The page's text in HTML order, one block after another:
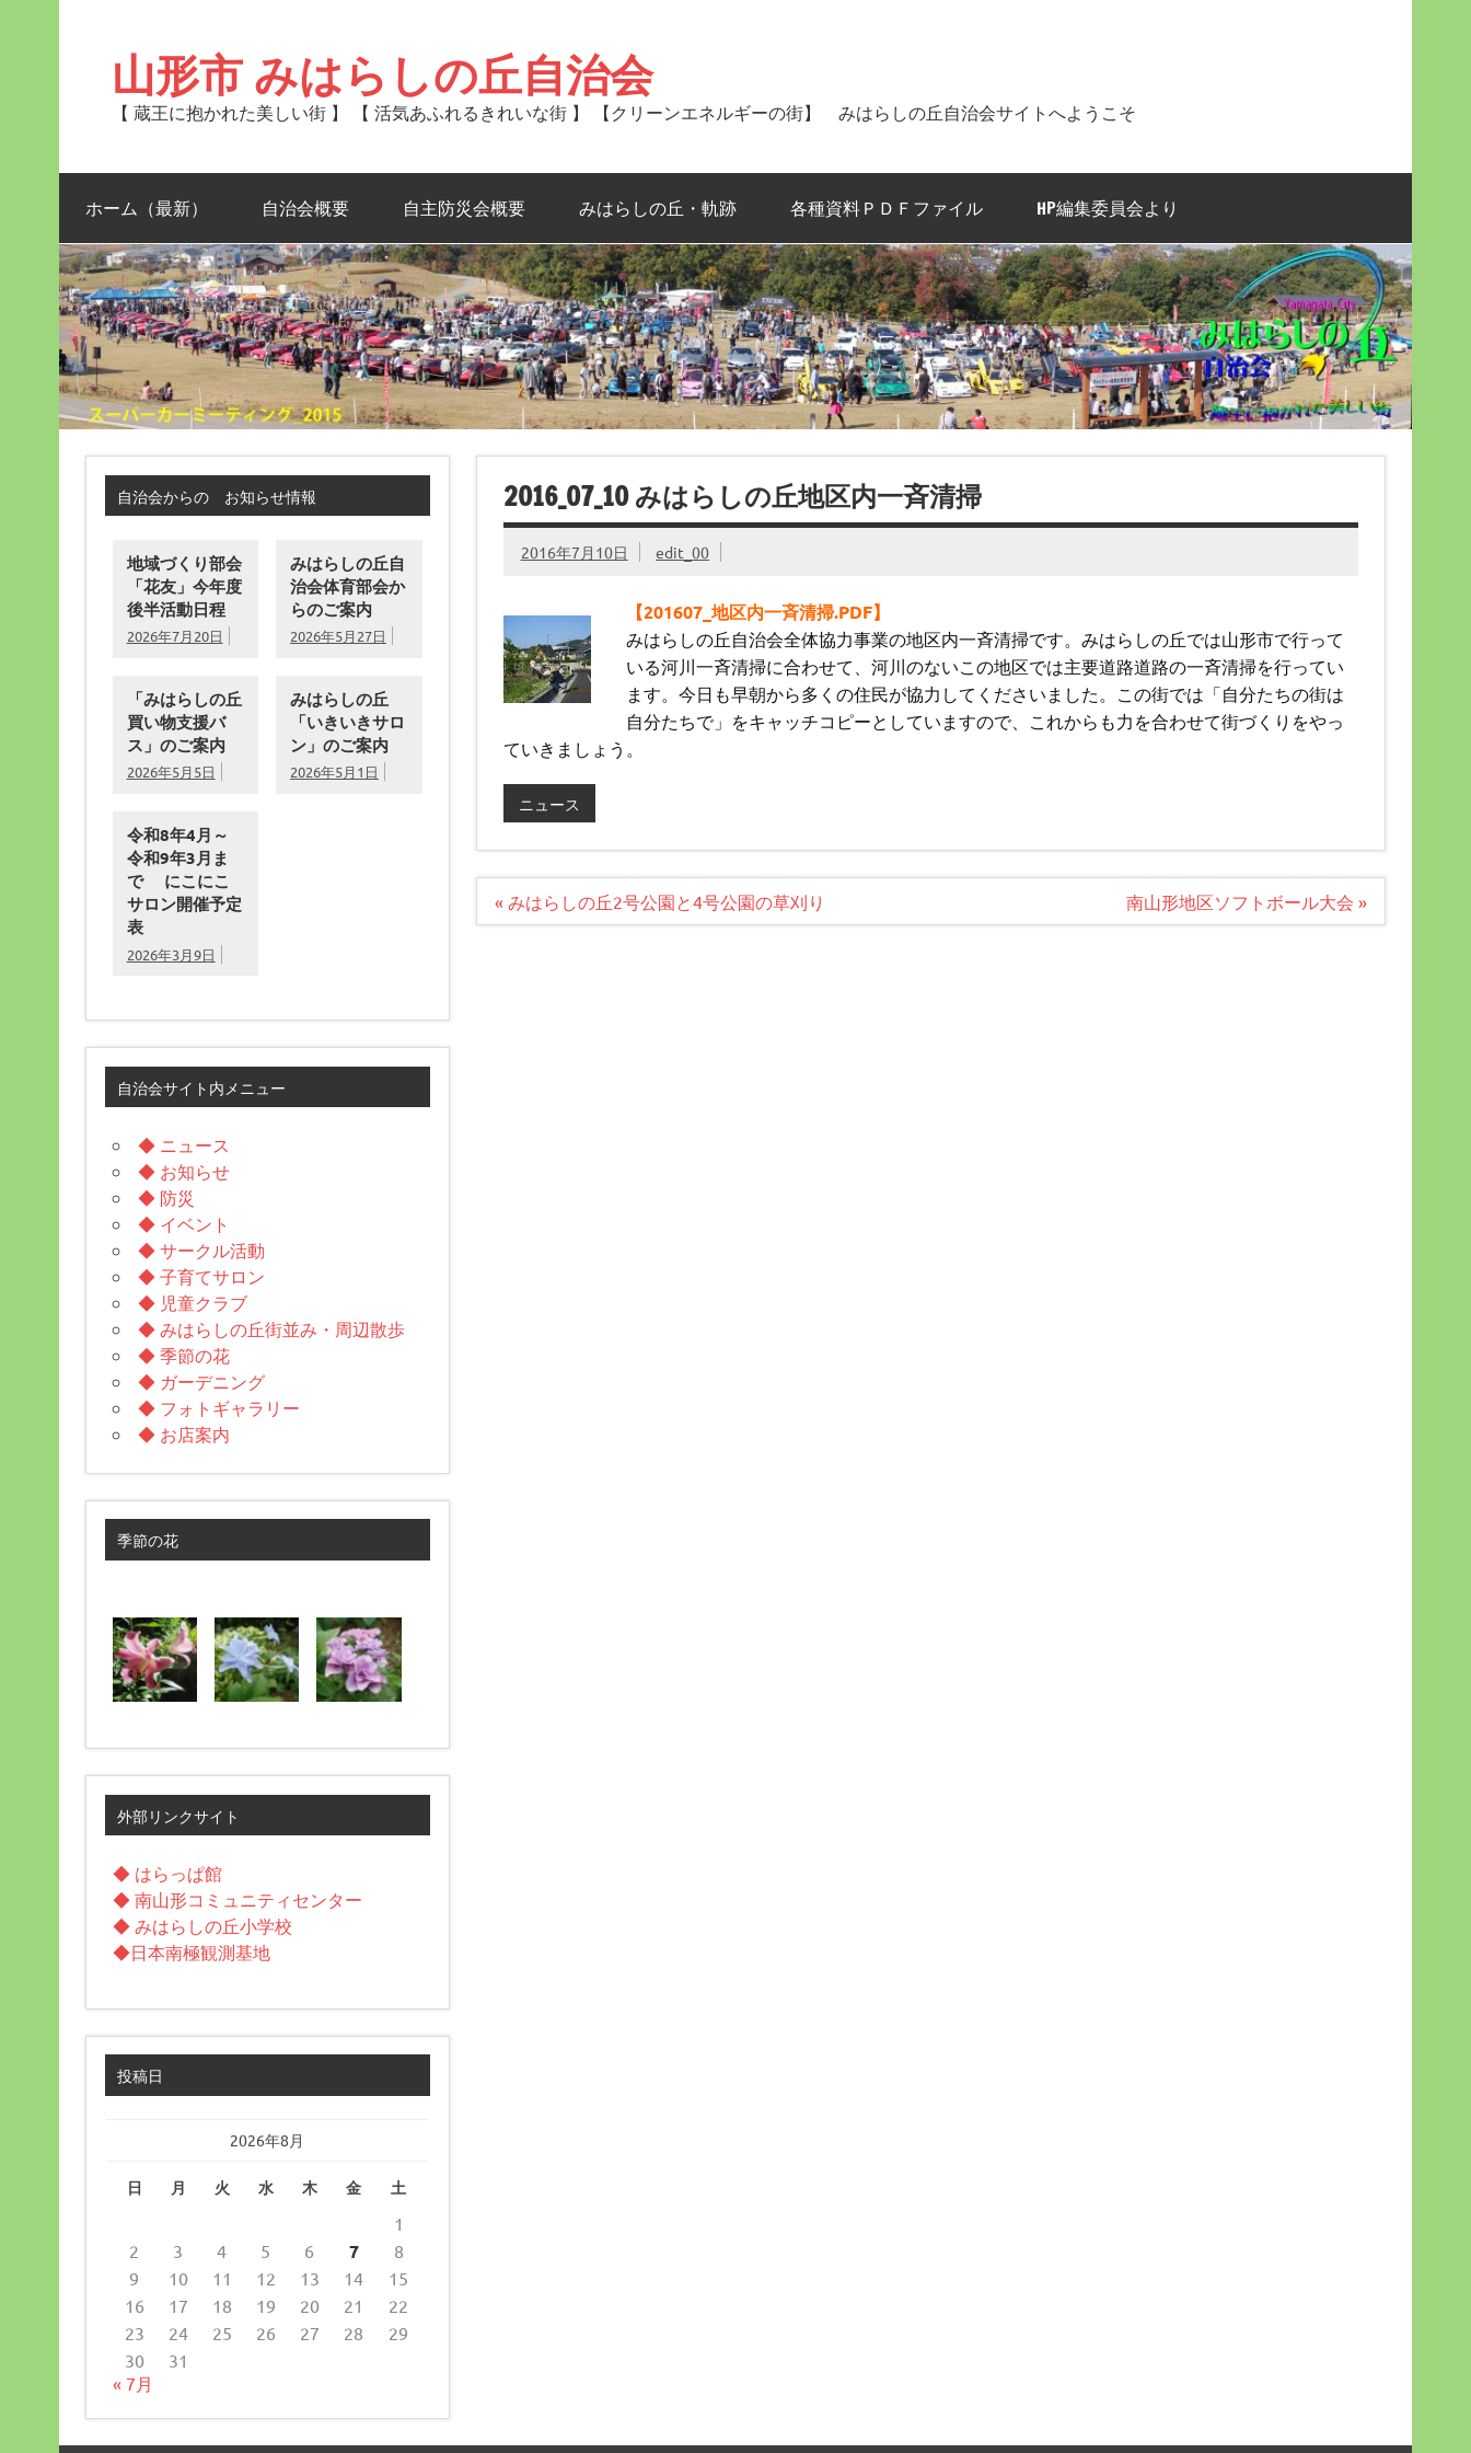
山形市 みはらしの丘自治会
【 蔵王に抱かれた美しい街 】 【 活気あふれるきれいな街 】 【クリーンエネルギーの街】 みはらしの丘自治会サイトへようこそ
ホーム（最新） 自治会概要 自主防災会概要 みはらしの丘・軌跡 各種資料ＰＤＦファイル HP編集委員会より
2016_07_10 みはらしの丘地区内一斉清掃
2016年7月10日 edit_00
【201607_地区内一斉清掃.PDF】
みはらしの丘自治会全体協力事業の地区内一斉清掃です。みはらしの丘では山形市で行って
いる河川一斉清掃に合わせて、河川のないこの地区では主要道路道路の一斉清掃を行ってい
ます。今日も早朝から多くの住民が協力してくださいました。この街では「自分たちの街は
自分たちで」をキャッチコピーとしていますので、これからも力を合わせて街づくりをやっ
ていきましょう。
ニュース
投
稿
« みはらしの丘2号公園と4号公園の草刈り 南山形地区ソフトボール大会 »
自治会からの お知らせ情報
地域づくり部会
「花友」今年度
後半活動日程
2026年7月20日
みはらしの丘自
治会体育部会か
らのご案内
2026年5月27日
「みはらしの丘
買い物支援バ
ス」のご案内
2026年5月5日
みはらしの丘
「いきいきサロ
ン」のご案内
2026年5月1日
令和8年4月～
令和9年3月ま
で にこにこ
サロン開催予定
表
2026年3月9日
自治会サイト内メニュー
◆ ニュース
◆ お知らせ
◆ 防災
◆ イベント
◆ サークル活動
◆ 子育てサロン
◆ 児童クラブ
◆ みはらしの丘街並み・周辺散歩
◆ 季節の花
◆ ガーデニング
◆ フォトギャラリー
◆ お店案内
季節の花
外部リンクサイト
◆ はらっぱ館
◆ 南山形コミュニティセンター
◆ みはらしの丘小学校
◆日本南極観測基地
投稿日
2026年8月
日 月 火 水 木 金 土
1
2
3 4 5 6 7
8
9
10 11 12 13 14
15
16
17 18 19 20 21
22
23
24 25 26 27 28
29
30
31
« 7月